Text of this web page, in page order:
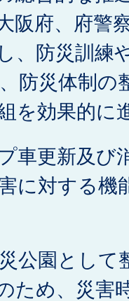
阪府、府警
、防災訓練
防災体制の
を効果的
車更新及び
に対する機
公園として
ため、災害